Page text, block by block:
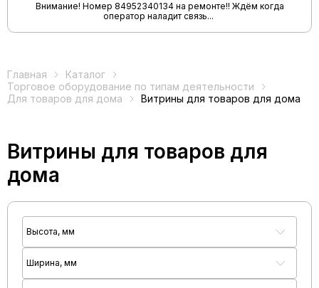
Внимание! Номер 84952340134 на ремонте!! Ждём когда
оператор наладит связь...
Главная
Каталог
Торговое оборудование по типам деятельности
Для товаров для дома
Витрины для товаров для дома
Витрины для товаров для
дома
Высота, мм
Ширина, мм